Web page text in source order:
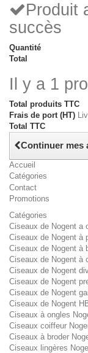
Produit
succès
Quantité
Total
Il y a 1
Total produits TTC
Frais de port (HT)
Total TTC
Continuer mes
Accueil
Catégories
Contact
Promotions
Catégories
Ciseaux de Nogent a
Ciseaux de Nogent à
Ciseaux de Nogent à
Ciseaux de Nogent à
Ciseaux de Nogent
Ciseaux de Nogent
Ciseaux de Nogent
Ciseaux de Nogent
Ciseaux à ongles
Ciseaux coiffeur
Ciseaux à broder
Ciseaux lingères